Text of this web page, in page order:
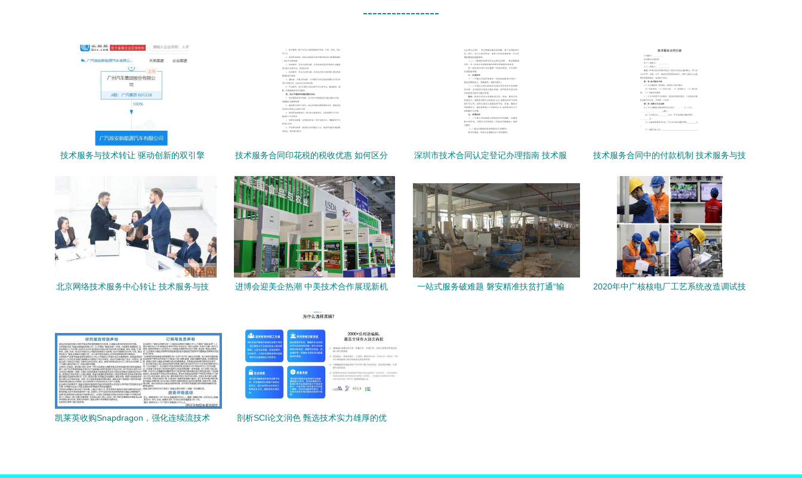
----------------
技术服务与技术转让 驱动创新的双引擎
技术服务合同印花税的税收优惠 如何区分
深圳市技术合同认定登记办理指南 技术服
技术服务合同中的付款机制 技术服务与技
北京网络技术服务中心转让 技术服务与技
进博会迎美企热潮 中美技术合作展现新机
一站式服务破难题 磐安精准扶贫打通“输
2020年中广核核电厂工艺系统改造调试技
凯莱英收购Snapdragon，强化连续流技术
剖析SCI论文润色 甄选技术实力雄厚的优